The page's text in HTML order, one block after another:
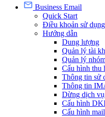
Business Email
Quick Start
Điều khoản sử dụng
Hướng dẫn
Dung lượng
Quản lý tài
Quản lý
Cấu hình thu
Thông tin sử
Thông tin
Dừng dịch vụ
Cấu hình
Cấu hình